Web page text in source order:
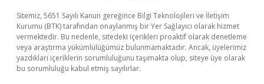
Sitemiz, 5651 Sayılı Kanun gereğince Bilgi Teknolojileri ve İletişim
Kurumu (BTK) tarafından onaylanmış bir Yer Sağlayıcı olarak hizmet
vermektedir. Bu nedenle, sitedeki içerikleri proaktif olarak denetleme
veya araştırma yükümlülüğümüz bulunmamaktadır. Ancak, üyelerimiz
yazdıkları içeriklerin sorumluluğunu taşımakta olup, siteye üye olarak
bu sorumluluğu kabul etmiş sayılırlar.